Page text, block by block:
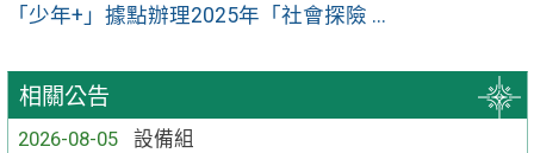
相關公告
2026-08-05
設備組
「少年+」據點辦理2025年「社會探險 ...